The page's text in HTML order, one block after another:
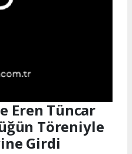
Eren Tüncar
Töreniyle
Girdi